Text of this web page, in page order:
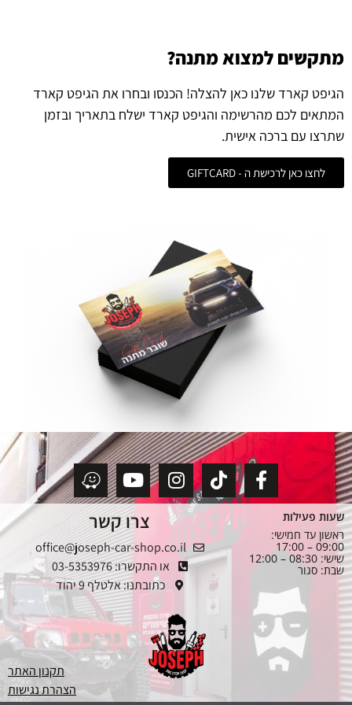
מתקשים למצוא מתנה?
הגיפט קארד שלנו כאן להצלה! הכנסו ובחרו את הגיפט קארד
המתאים לכם מהרשימה והגיפט קארד ישלח בתאריך ובזמן
שתרצו עם ברכה אישית.
לחצו כאן לרכישת ה - GIFTCARD
שעות פעילות
ראשון עד חמישי:
09:00 – 17:00
שישי: 08:30 – 12:00
שבת: סגור
צרו קשר
office@joseph-car-shop.co.il
או התקשרו: 03-5353976
כתובתנו: אלטלף 9 יהוד
תקנון האתר
הצהרת נגישות